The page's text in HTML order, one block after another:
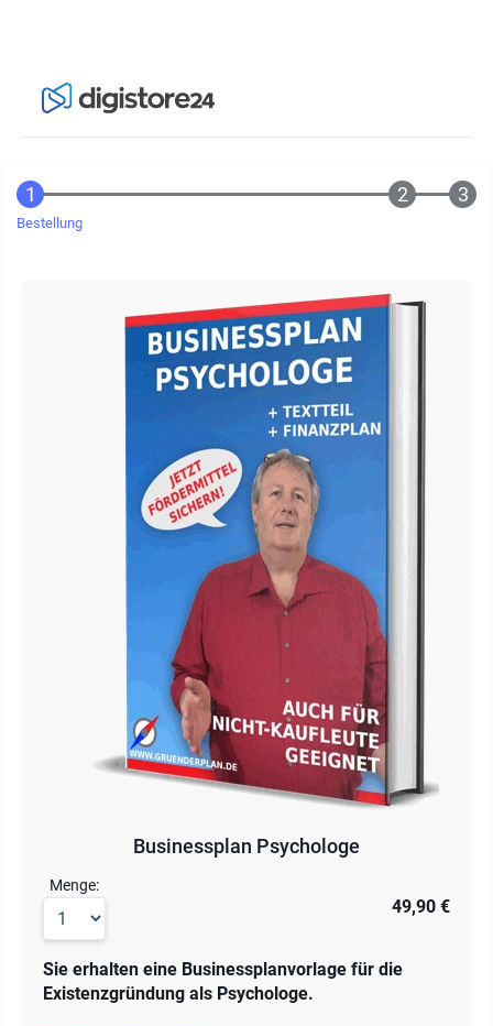
Bestellung
Businessplan Psychologe
Menge:
49,90 €
Sie erhalten eine Businessplanvorlage für die
Existenzgründung als Psychologe.